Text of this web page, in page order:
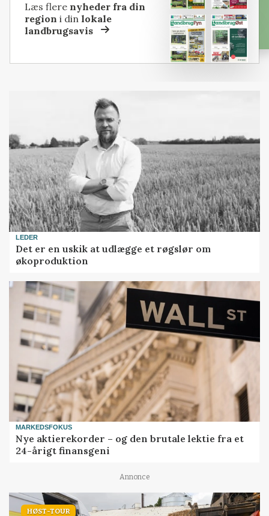
Læs flere nyheder fra din
region i dinlokale
landbrugsavis
LEDER
Det er en uskik at udlægge et røgslør om
økoproduktion
MARKEDSFOKUS
Nye aktierekorder – og den brutale lektie fra et
24-årigt finansgeni
Annonce
HØST-TOUR